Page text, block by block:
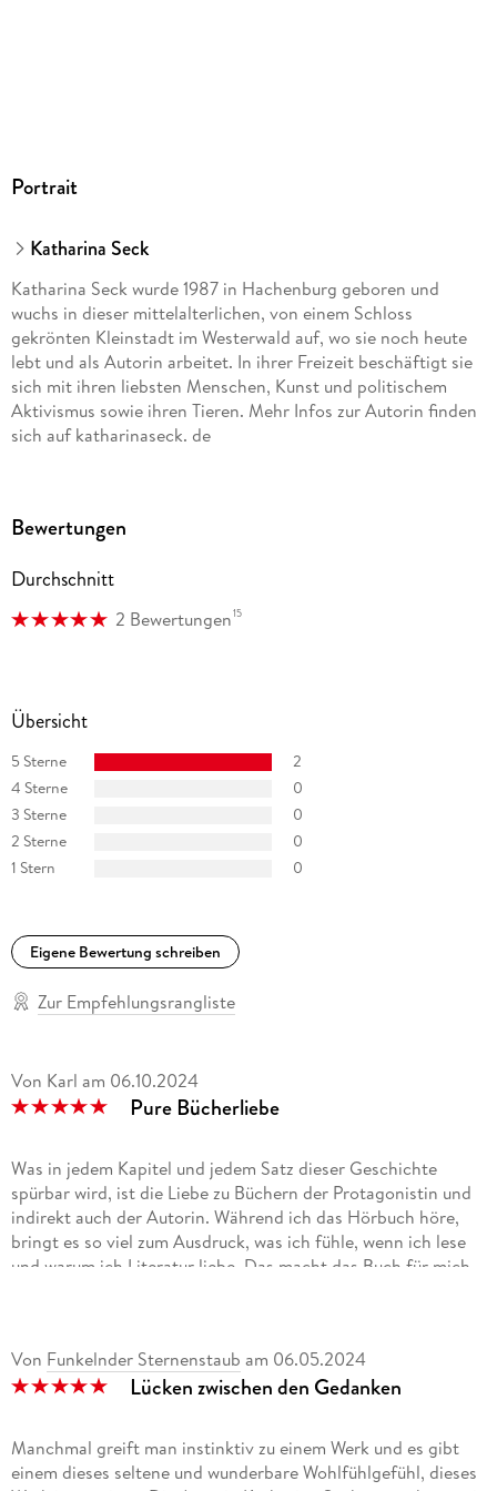
Portrait
Katharina Seck
Katharina Seck wurde 1987 in Hachenburg geboren und
wuchs in dieser mittelalterlichen, von einem Schloss
gekrönten Kleinstadt im Westerwald auf, wo sie noch heute
lebt und als Autorin arbeitet. In ihrer Freizeit beschäftigt sie
sich mit ihren liebsten Menschen, Kunst und politischem
Aktivismus sowie ihren Tieren. Mehr Infos zur Autorin finden
sich auf katharinaseck. de
Bewertungen
Durchschnitt
2 Bewertungen15
Übersicht
5 Sterne
2
4 Sterne
0
3 Sterne
0
2 Sterne
0
1 Stern
0
Eigene Bewertung schreiben
Zur Empfehlungsrangliste
Von Karl am 06.10.2024
Pure Bücherliebe
Was in jedem Kapitel und jedem Satz dieser Geschichte
spürbar wird, ist die Liebe zu Büchern der Protagonistin und
indirekt auch der Autorin. Während ich das Hörbuch höre,
bringt es so viel zum Ausdruck, was ich fühle, wenn ich lese
und warum ich Literatur liebe. Das macht das Buch für mich
begeistert mich nicht so sehr wie das tiefe Verständnis und
die Liebe zu Büchern, die dabei spürbar wird. Ich habe mich
Ich kann das Hörbuch deswegen wärmsten jeden empfehlen,
der oder die sich ein Leben ohne Bücher nicht vorstellen
kann und ebenso gerne wie ich in Büchern schwelgt, die
Von Funkelnder Sternenstaub am 06.05.2024
Lücken zwischen den Gedanken
Manchmal greift man instinktiv zu einem Werk und es gibt
einem dieses seltene und wunderbare Wohlfühlgefühl, dieses